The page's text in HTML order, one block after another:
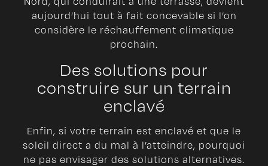
aujourd’hui tout à fait concevable si l’on
considère le réchauffement climatique
prochain.
Des solutions pour
construire sur un terrain
enclavé
Enfin, si votre terrain est enclavé et que le
soleil direct a du mal à l’atteindre, pourquoi
ne pas envisager des solutions alternatives.